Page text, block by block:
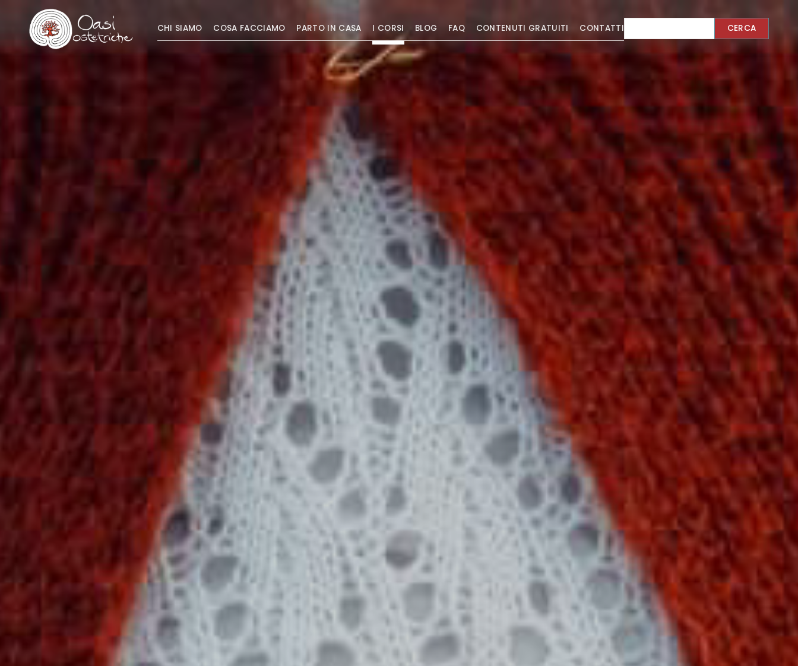
CHI SIAMO COSA FACCIAMO PARTO IN CASA I CORSI BLOG FAQ CONTENUTI GRATUITI CONTATTI CERCA